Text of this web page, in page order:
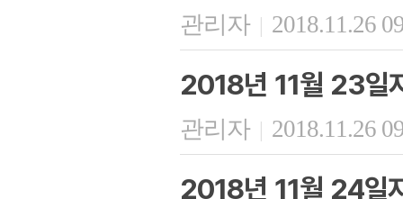
관리자 | 2018.11.26
2018년 11월 23일
관리자 | 2018.11.26
2018년 11월 24일